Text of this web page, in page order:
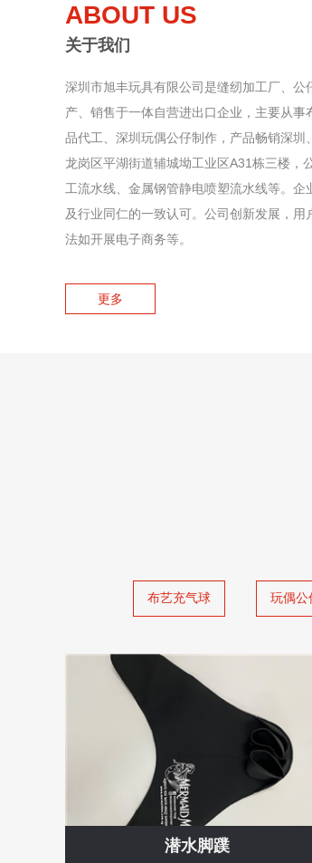
ABOUT US
关于我们
深圳市旭丰玩具有限公司是缝纫加工厂、
产、销售于一体自营进出口企业，主要从
品代工、深圳玩偶公仔制作，产品畅销深
龙岗区平湖街道辅城坳工业区A31栋三楼，
工流水线、金属钢管静电喷塑流水线等。
及行业同仁的一致认可。公司创新发展，
法如开展电子商务等。
更多
布艺充气球 玩偶公
潜水脚蹼